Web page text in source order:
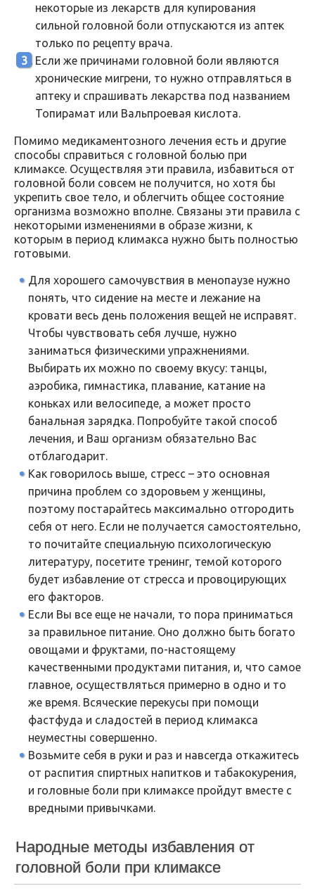
некоторые из лекарств для купирования
сильной головной боли отпускаются из аптек
только по рецепту врача.
Если же причинами головной боли являются
хронические мигрени, то нужно отправляться в
аптеку и спрашивать лекарства под названием
Топирамат или Вальпроевая кислота.
Помимо медикаментозного лечения есть и другие
способы справиться с головной болью при
климаксе. Осуществляя эти правила, избавиться от
головной боли совсем не получится, но хотя бы
укрепить свое тело, и облегчить общее состояние
организма возможно вполне. Связаны эти правила с
некоторыми изменениями в образе жизни, к
которым в период климакса нужно быть полностью
готовыми.
Для хорошего самочувствия в менопаузе нужно
понять, что сидение на месте и лежание на
кровати весь день положения вещей не исправят.
Чтобы чувствовать себя лучше, нужно
заниматься физическими упражнениями.
Выбирать их можно по своему вкусу: танцы,
аэробика, гимнастика, плавание, катание на
коньках или велосипеде, а может просто
банальная зарядка. Попробуйте такой способ
лечения, и Ваш организм обязательно Вас
отблагодарит.
Как говорилось выше, стресс – это основная
причина проблем со здоровьем у женщины,
поэтому постарайтесь максимально отгородить
себя от него. Если не получается самостоятельно,
то почитайте специальную психологическую
литературу, посетите тренинг, темой которого
будет избавление от стресса и провоцирующих
его факторов.
Если Вы все еще не начали, то пора приниматься
за правильное питание. Оно должно быть богато
овощами и фруктами, по-настоящему
качественными продуктами питания, и, что самое
главное, осуществляться примерно в одно и то
же время. Всяческие перекусы при помощи
фастфуда и сладостей в период климакса
неуместны совершенно.
Возьмите себя в руки и раз и навсегда откажитесь
от распития спиртных напитков и табакокурения,
и головные боли при климаксе пройдут вместе с
вредными привычками.
Народные методы избавления от
головной боли при климаксе